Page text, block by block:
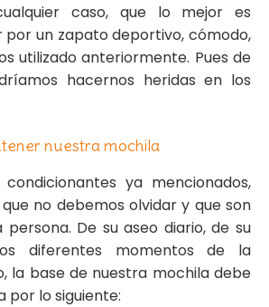
caso, que lo mejor es
un zapato deportivo, cómodo,
utilizado anteriormente. Pues de
hacernos heridas en los
nuestra mochila
ya mencionados,
no debemos olvidar y que son
De su aseo diario, de su
diferentes momentos de la
la base de nuestra mochila debe
por lo siguiente: